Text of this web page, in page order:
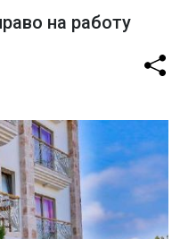
на работу